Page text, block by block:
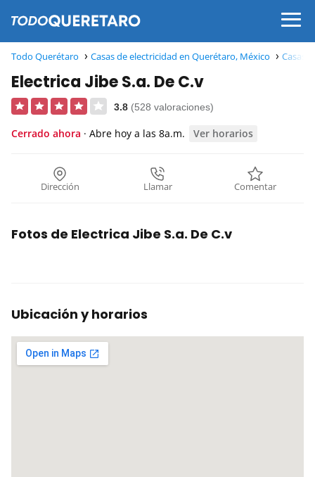
Todo Querétaro Casas de electricidad en Querétaro, México Casas
Electrica Jibe S.a. De C.v
3.8 (528 valoraciones)
Cerrado ahora · Abre hoy a las 8a.m. Ver horarios
Dirección Llamar Comentar
Fotos de Electrica Jibe S.a. De C.v
Ubicación y horarios